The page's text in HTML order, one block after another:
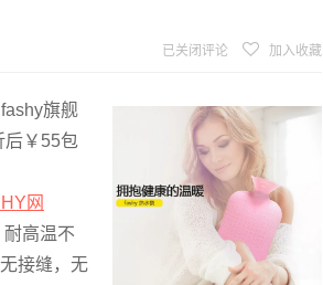
已关闭评论 加入收藏
旗舰
后￥55包
网
高温不
接缝，无